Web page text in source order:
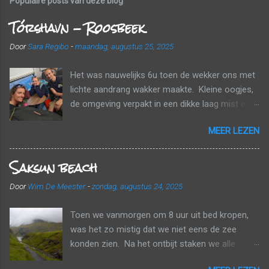
Tórshavn - Roosbeek
DoorSara Regibo -maandag, augustus 25, 2025
Het was nauwelijks 6u toen de wekker ons met
lichte aandrang wakker maakte. Kleine oogjes,
de omgeving verpakt in een dikke laag mist en
echt ontbijt was het nog te vroeg, maar we
kregen wel elk nog een papieren zak mee met
een banaan, een croissant en een fruitsapje.
Tussen de wolken en de mist probeerden we
onderweg nog zo veel mogelijk van het
tankbeurt, de huurauto inleveren en dan gaan
aanschuiven. De luchthaven bestaat uit één
enkele terminal en er was één rij om aan te
MEER LEZEN
Saksun beach
DoorWim De Meester -zondag, augustus 24, 2025
Toen we vanmorgen om 8 uur uit bed kropen,
was het zo mistig dat we niet eens de zee
konden zien. Na het ontbijt staken we alle